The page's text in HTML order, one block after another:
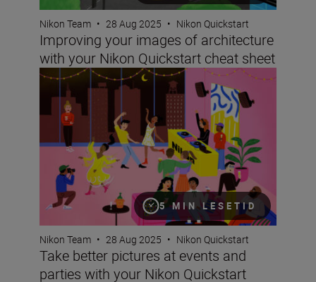
Nikon Team • 28 Aug 2025 • Nikon Quickstart
Improving your images of architecture
with your Nikon Quickstart cheat sheet
5 MIN LESETID
Take better pictures at events and parties with your
Nikon Team • 28 Aug 2025 • Nikon Quickstart
Take better pictures at events and
parties with your Nikon Quickstart